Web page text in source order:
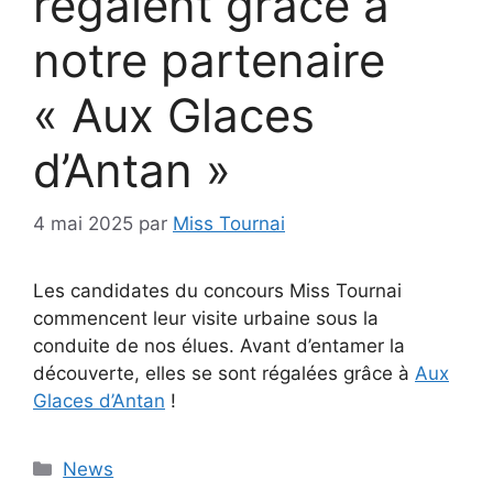
notre partenaire
« Aux Glaces
d’Antan »
4 mai 2025 par Miss Tournai
Les candidates du concours Miss Tournai
commencent leur visite urbaine sous la
conduite de nos élues. Avant d’entamer la
découverte, elles se sont régalées grâce à Aux
Glaces d’Antan !
Catégories
News